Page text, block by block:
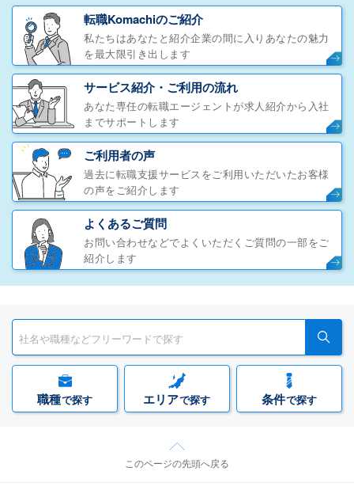
転職Komachiのご紹介
私たちはあなたと紹介企業の間に入りあなたの魅力
を最大限引き出します
サービス紹介・ご利用の流れ
あなた専任の転職エージェントが求人紹介から入社
までサポートします
ご利用者の声
過去に転職支援サービスをご利用いただいたお客様
の声をご紹介します
よくあるご質問
お問い合わせなどでよくいただくご質問の一部をご
紹介します
職種で探す エリアで探す 条件で探す
このページの先頭へ戻る